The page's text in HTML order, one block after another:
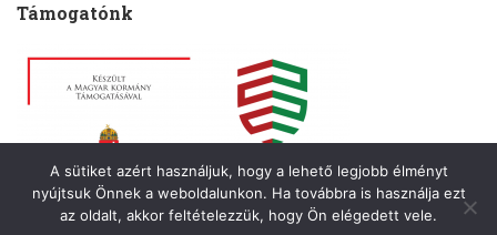
Támogatónk
A sütiket azért használjuk, hogy a lehető legjobb élményt
nyújtsuk Önnek a weboldalunkon. Ha továbbra is használja ezt
az oldalt, akkor feltételezzük, hogy Ön elégedett vele.